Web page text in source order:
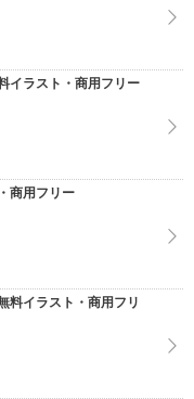
イラスト・商用フリー
商用フリー
料イラスト・商用フリ